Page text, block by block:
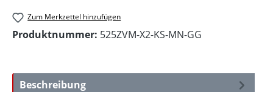
Zum Merkzettel hinzufügen
Produktnummer: 525ZVM-X2-KS-MN-GG
Beschreibung